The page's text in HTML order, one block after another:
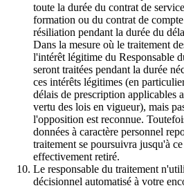
toute la durée du contrat de
formation ou du contrat de
résiliation pendant la durée du
Dans la mesure où le traitement
l'intérêt légitime du Responsable
seront traitées pendant la durée
ces intérêts légitimes (en
délais de prescription applicables
vertu des lois en vigueur), mais
l'opposition est reconnue.
données à caractère personnel
traitement se poursuivra jusqu'à
effectivement retiré.
Le responsable du traitement
décisionnel automatisé à votre